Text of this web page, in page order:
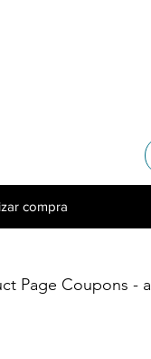
compra
Page Coupons - a